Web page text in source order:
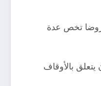
عروضا تخص عدة
بالأوقاف